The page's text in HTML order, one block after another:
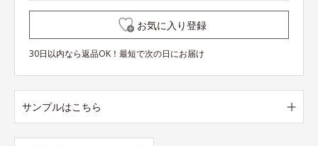
お気に入り登録
30日以内なら返品OK！最短で次の日にお届け
サンプルはこちら